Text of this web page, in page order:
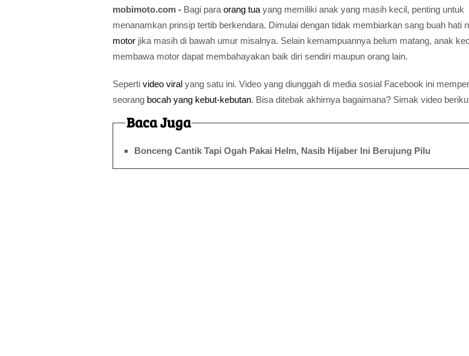
mobimoto.com - Bagi para orang tua yang memiliki anak yang masih kecil, penting untuk
menanamkan prinsip tertib berkendara. Dimulai dengan tidak membiarkan sang buah hati
motor jika masih di bawah umur misalnya. Selain kemampuannya belum matang, anak
membawa motor dapat membahayakan baik diri sendiri maupun orang lain.
Seperti video viral yang satu ini. Video yang diunggah di media sosial Facebook ini
seorang bocah yang kebut-kebutan. Bisa ditebak akhirnya bagaimana? Simak video
Baca Juga
Bonceng Cantik Tapi Ogah Pakai Helm, Nasib Hijaber Ini Berujung Pilu